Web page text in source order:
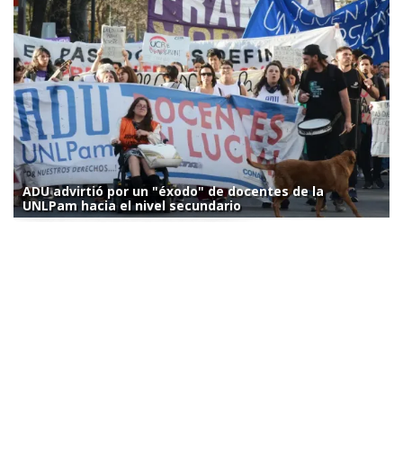
ADU advirtió por un "éxodo" de docentes de la
UNLPam hacia el nivel secundario